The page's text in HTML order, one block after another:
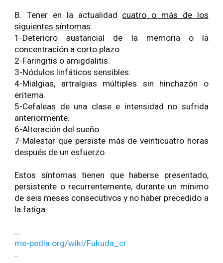
B. Tener en la actualidad cuatro o más de los
siguientes síntomas:
1-Deterioro sustancial de la memoria o la
concentración a corto plazo.
2-Faringitis o amigdalitis.
3-Nódulos linfáticos sensibles.
4-Mialgias, artralgias múltiples sin hinchazón o
eritema.
5-Cefaleas de una clase e intensidad no sufrida
anteriormente.
6-Alteración del sueño.
7-Malestar que persiste más de veinticuatro horas
después de un esfuerzo.
Estos síntomas tienen que haberse presentado,
persistente o recurrentemente, durante un mínimo
de seis meses consecutivos y no haber precedido a
la fatiga.
https://
me-pedia.org/wiki/Fukuda_cr
iteria